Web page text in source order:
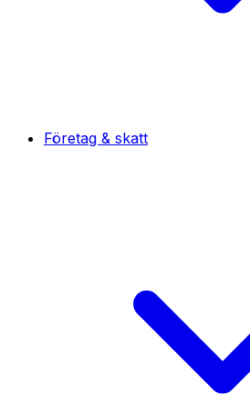
Företag & skatt